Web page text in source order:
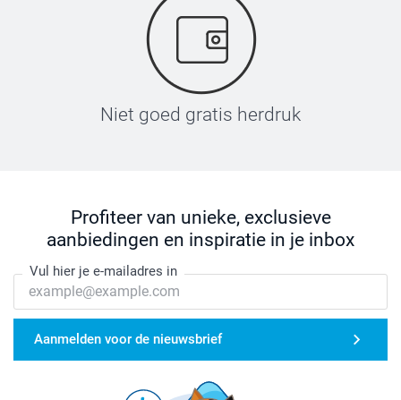
Niet goed gratis herdruk
Profiteer van unieke, exclusieve
aanbiedingen en inspiratie in je inbox
Vul hier je e-mailadres in
Aanmelden voor de nieuwsbrief